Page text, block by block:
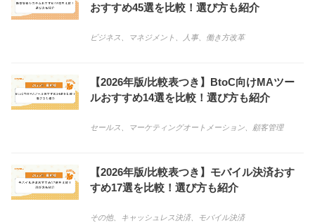
おすすめ45選を比較！選び方も紹介
ビジネス マネジメント 人事、 働き方改革
【2026年版/比較表つき】BtoC向けMAツー
ルおすすめ14選を比較！選び方も紹介
セールス マーケティングオートメーション 顧客管理
【2026年版/比較表つき】モバイル決済おす
すめ17選を比較！選び方も紹介
その他、 キャッシュレス決済、 モバイル決済